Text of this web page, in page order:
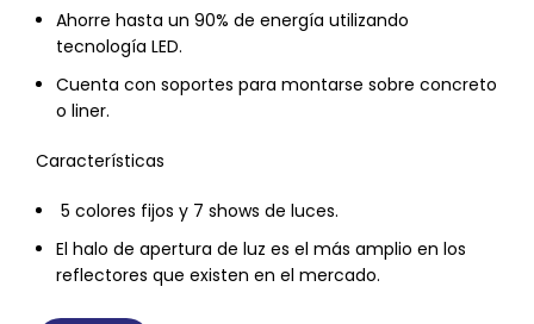
Ahorre hasta un 90% de energía utilizando
tecnología LED.
Cuenta con soportes para montarse sobre concreto
o liner.
Características
5 colores fijos y 7 shows de luces.
El halo de apertura de luz es el más amplio en los
reflectores que existen en el mercado.